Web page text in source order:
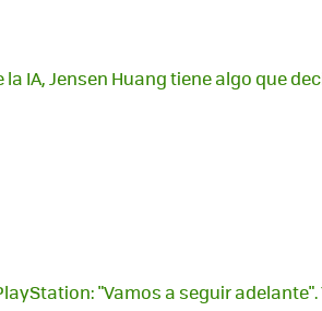
IA, Jensen Huang tiene algo que
"Vamos a seguir